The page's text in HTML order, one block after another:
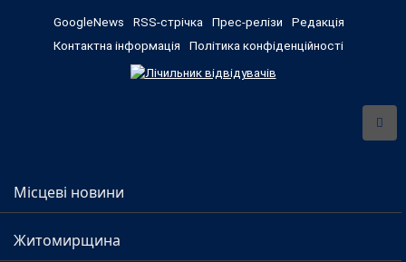
GoogleNews RSS-стрічка Прес-релізи
Редакція
Контактна інформація
Політика конфіденційності
Місцеві новини
Житомирщина